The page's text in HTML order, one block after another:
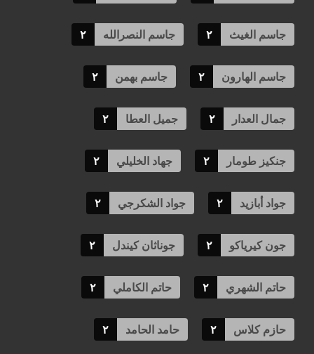
جاسم الغيث ٢ جاسم النصرالله ٢
جاسم الهارون ٢ جاسم بهمن ٢
جمال العدار ٢ جميل العطا ٢
جنكيز طومار ٢ جهاد الخليلي ٢
جواد أبازيد ٢ جواد الشكرجي ٢
جون كيرياكو ٢ جوناثان كيندل ٢
حاتم الشهري ٢ حاتم الكاملي ٢
حازم كلاس ٢ حامد الحامد ٢